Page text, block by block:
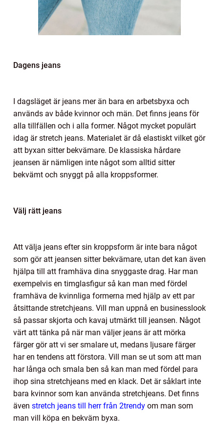
Dagens jeans
I dagsläget är jeans mer än bara en arbetsbyxa och
används av både kvinnor och män. Det finns jeans för
alla tillfällen och i alla former. Något mycket populärt
idag är stretch jeans. Materialet är då elastiskt vilket gör
att byxan sitter bekvämare. De klassiska hårdare
jeansen är nämligen inte något som alltid sitter
bekvämt och snyggt på alla kroppsformer.
Välj rätt jeans
Att välja jeans efter sin kroppsform är inte bara något
som gör att jeansen sitter bekvämare, utan det kan även
hjälpa till att framhäva dina snyggaste drag. Har man
exempelvis en timglasfigur så kan man med fördel
framhäva de kvinnliga formerna med hjälp av ett par
åtsittande stretchjeans. Vill man uppnå en businesslook
så passar skjorta och kavaj utmärkt till jeansen. Något
värt att tänka på när man väljer jeans är att mörka
färger gör att vi ser smalare ut, medans ljusare färger
har en tendens att förstora. Vill man se ut som att man
har långa och smala ben så kan man med fördel para
ihop sina stretchjeans med en klack. Det är såklart inte
bara kvinnor som kan använda stretchjeans. Det finns
även stretch jeans till herr från 2trendy om man som
man vill köpa en bekväm byxa.